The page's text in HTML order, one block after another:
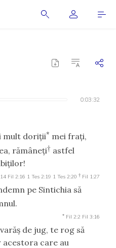
0:03:32
0:03:32
mult doriţii* mei fraţi,
rămâneţi† astfel
Fil 2:16 1 Tes 2:19 1 Tes 2:20 † Fil 1:27
pe Sintichia să
* Fil 2:2 Fil 3:16
de jug, te rog să
care au